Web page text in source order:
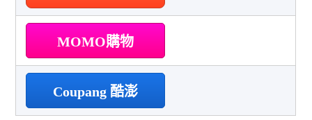
MOMO購物
Coupang 酷澎